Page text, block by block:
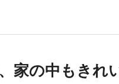
家の中もきれ